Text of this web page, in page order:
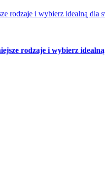
rodzaje i wybierz idealną dla
rodzaje i wybierz